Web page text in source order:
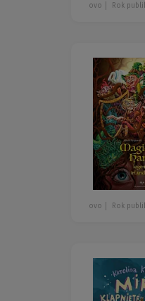
ovo Rok
ovo Rok